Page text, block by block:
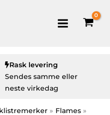
Rask levering
Sendes samme eller
neste virkedag
Flames